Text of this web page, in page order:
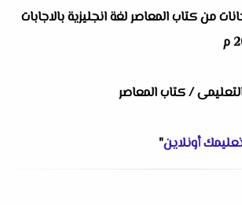
: 5 إمتحانات من كتاب المعاصر لغة انجليزية بالاجابات
/ كتاب المعاصر
أونلاين"